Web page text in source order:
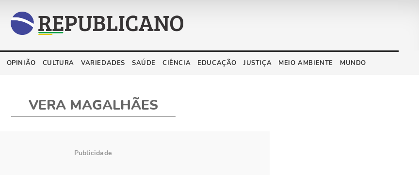
OPINIÃO CULTURA VARIEDADES SAÚDE CIÊNCIA EDUCAÇÃO JUSTIÇA MEIO AMBIENTE MUNDO
VERA MAGALHÃES